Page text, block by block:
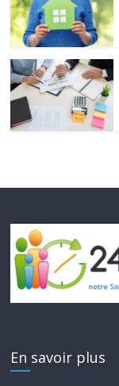
En savoir plus